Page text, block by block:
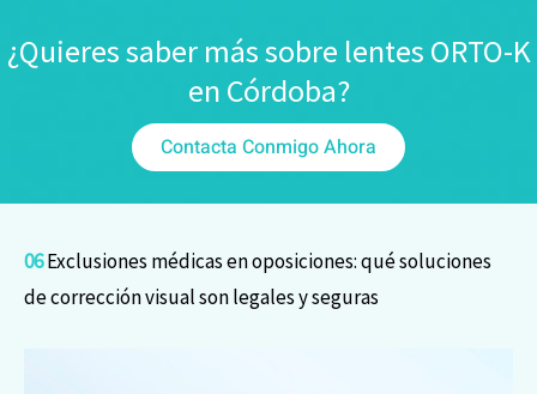
¿Quieres saber más sobre lentes ORTO-K
en Córdoba?
Contacta Conmigo Ahora
06Exclusiones médicas en oposiciones: qué soluciones
de corrección visual son legales y seguras